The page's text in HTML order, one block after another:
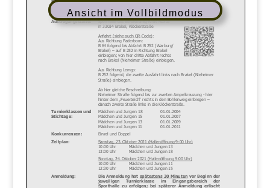
Ansicht im Vollbildmodus